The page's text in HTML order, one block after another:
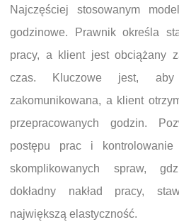
Najczęściej stosowanym
godzinowe. Prawnik określa
pracy, a klient jest obciążany
czas. Kluczowe jest,
zakomunikowana, a klient
przepracowanych godzin.
postępu prac i
skomplikowanych spraw,
dokładny nakład pracy,
największą elastyczność.